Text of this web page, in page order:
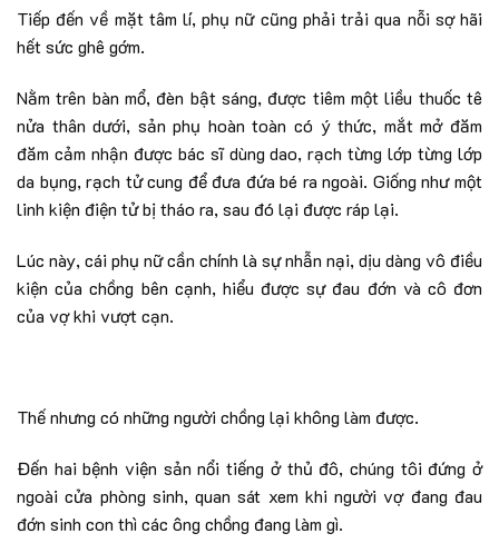
Tiếp đến về mặt tâm lí, phụ nữ cũng phải trải qua nỗi sợ hãi
hết sức ghê gớm.
Nằm trên bàn mổ, đèn bật sáng, được tiêm một liều thuốc tê
nửa thân dưới, sản phụ hoàn toàn có ý thức, mắt mở đăm
đăm cảm nhận được bác sĩ dùng dao, rạch từng lớp từng lớp
da bụng, rạch tử cung để đưa đứa bé ra ngoài. Giống như một
linh kiện điện tử bị tháo ra, sau đó lại được ráp lại.
Lúc này, cái phụ nữ cần chính là sự nhẫn nại, dịu dàng vô điều
kiện của chồng bên cạnh, hiểu được sự đau đớn và cô đơn
của vợ khi vượt cạn.
Thế nhưng có những người chồng lại không làm được.
Đến hai bệnh viện sản nổi tiếng ở thủ đô, chúng tôi đứng ở
ngoài cửa phòng sinh, quan sát xem khi người vợ đang đau
đớn sinh con thì các ông chồng đang làm gì.